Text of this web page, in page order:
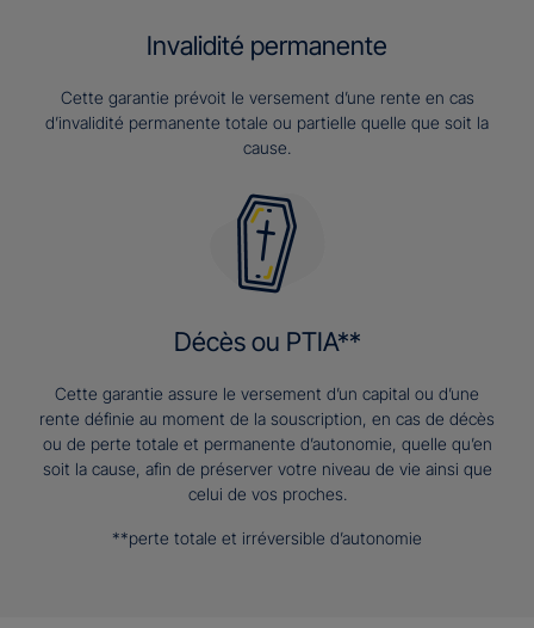
Invalidité permanente
Cette garantie prévoit le versement d’une rente en cas
d’invalidité permanente totale ou partielle quelle que soit la
cause.
Décès ou PTIA**
Cette garantie assure le versement d’un capital ou d’une
rente définie au moment de la souscription, en cas de décès
ou de perte totale et permanente d’autonomie, quelle qu’en
soit la cause, afin de préserver votre niveau de vie ainsi que
celui de vos proches.
**perte totale et irréversible d’autonomie